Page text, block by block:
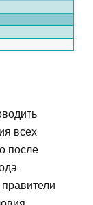
всех
после